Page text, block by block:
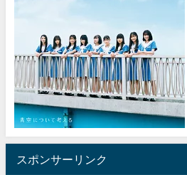
スポンサーリンク